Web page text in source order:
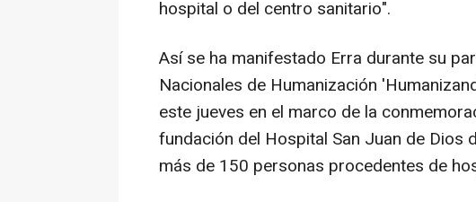
hospital o del centro sanitario".
Así se ha manifestado Erra durante su
Nacionales de Humanización
este jueves en el marco de la
fundación del Hospital San Juan de Dios
más de 150 personas procedentes de